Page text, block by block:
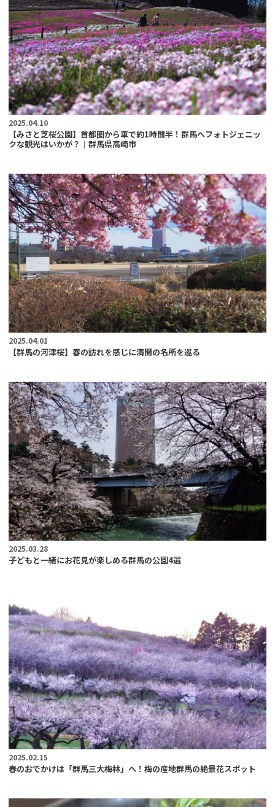
2025.04.10
【みさと芝桜公園】首都圏から車で約1時間半！群馬へフォトジェニッ
クな観光はいかが？｜群馬県高崎市
2025.04.01
【群馬の河津桜】春の訪れを感じに満開の名所を巡る
2025.03.28
子どもと一緒にお花見が楽しめる群馬の公園4選
2025.02.15
春のおでかけは「群馬三大梅林」へ！梅の産地群馬の絶景花スポット